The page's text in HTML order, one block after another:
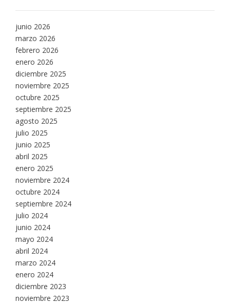
junio 2026
marzo 2026
febrero 2026
enero 2026
diciembre 2025
noviembre 2025
octubre 2025
septiembre 2025
agosto 2025
julio 2025
junio 2025
abril 2025
enero 2025
noviembre 2024
octubre 2024
septiembre 2024
julio 2024
junio 2024
mayo 2024
abril 2024
marzo 2024
enero 2024
diciembre 2023
noviembre 2023